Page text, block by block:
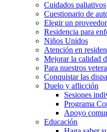
Cuidados paliativos
Cuestionario de
Elegir un
Residencia para
Niños Unidos
Atención en
Mejorar la calidad
Para nuestros
Conquistar las
Duelo y aflicción
Sesiones
Programa
Apoyo
Educación